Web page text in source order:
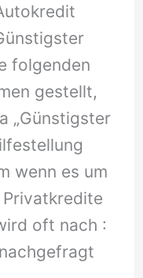
folgenden
gestellt,
„Günstigster
wenn es um
oft nach :